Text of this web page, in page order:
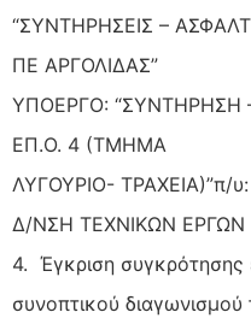
“ΣΥΝΤΗΡΗΣΕΙΣ –
ΠΕ ΑΡΓΟΛΙΔΑΣ”
ΥΠΟΕΡΓΟ: “ΣΥΝΤΗΡΗΣΗ
ΕΠ.Ο. 4 (ΤΜΗΜΑ
ΛΥΓΟΥΡΙΟ- ΤΡΑΧΕΙΑ)”π/
Δ/ΝΣΗ ΤΕΧΝΙΚΩΝ ΕΡΓΩΝ
4. Έγκριση
συνοπτικού